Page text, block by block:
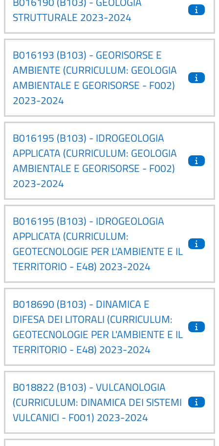
STRUTTURALE 2023-2024
B016193 (B103) - GEORISORSE E
AMBIENTE (CURRICULUM: GEOLOGIA
AMBIENTALE E GEORISORSE - F002)
2023-2024
B016195 (B103) - IDROGEOLOGIA
APPLICATA (CURRICULUM: GEOLOGIA
AMBIENTALE E GEORISORSE - F002)
2023-2024
B016195 (B103) - IDROGEOLOGIA
APPLICATA (CURRICULUM:
GEOTECNOLOGIE PER L'AMBIENTE E IL
TERRITORIO - E48) 2023-2024
B018690 (B103) - DINAMICA E
DIFESA DEI LITORALI (CURRICULUM:
GEOTECNOLOGIE PER L'AMBIENTE E IL
TERRITORIO - E48) 2023-2024
B018822 (B103) - VULCANOLOGIA
(CURRICULUM: DINAMICA DEI SISTEMI
VULCANICI - F001) 2023-2024